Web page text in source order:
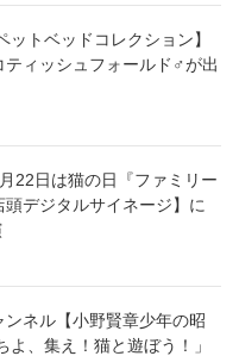
トベッドコレクション】
ティッシュフォールド♂が出
22日は猫の日『ファミリー
デジタルサイネージ】に
ネル【小野賢章少年の昭
、集え！猫と遊ぼう！」